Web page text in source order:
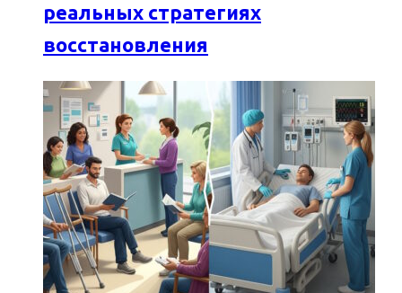
реальных стратегиях
восстановления